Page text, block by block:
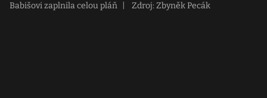
Babišovi zaplnila celou pláň
Zdroj: Zbyněk Pecák